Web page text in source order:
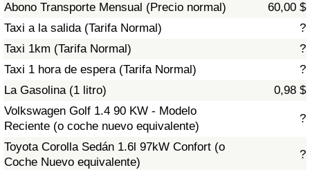
Abono Transporte Mensual (Precio normal)
60,00 $
Taxi a la salida (Tarifa Normal)
?
Taxi 1km (Tarifa Normal)
?
Taxi 1 hora de espera (Tarifa Normal)
?
La Gasolina (1 litro)
0,98 $
Volkswagen Golf 1.4 90 KW - Modelo
Reciente (o coche nuevo equivalente)
?
Toyota Corolla Sedán 1.6l 97kW Confort (o
Coche Nuevo equivalente)
?